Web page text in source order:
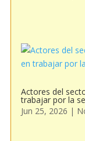
Actores del
trabajar por la
Jun 25, 2026 |